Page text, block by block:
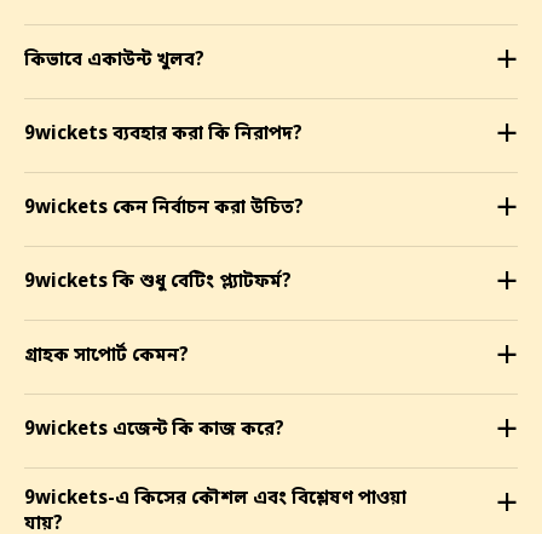
a
কিভাবে একাউন্ট খুলব?
a
9wickets ব্যবহার করা কি নিরাপদ?
a
9wickets কেন নির্বাচন করা উচিত?
a
9wickets কি শুধু বেটিং প্ল্যাটফর্ম?
a
গ্রাহক সাপোর্ট কেমন?
a
9wickets এজেন্ট কি কাজ করে?
a
9wickets-এ কিসের কৌশল এবং বিশ্লেষণ পাওয়া
যায়?